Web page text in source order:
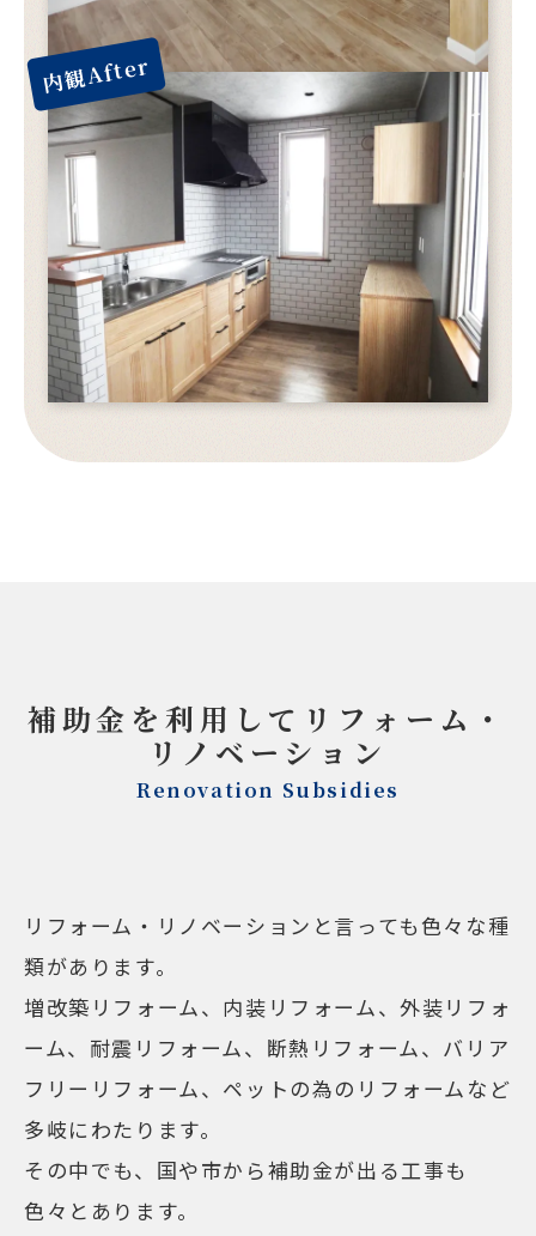
補助金を利用してリフォーム・
リノベーション
Renovation Subsidies
リフォーム・リノベーションと言っても色々な種
類があります。
増改築リフォーム、内装リフォーム、外装リフォ
ーム、耐震リフォーム、断熱リフォーム、バリア
フリーリフォーム、ペットの為のリフォームなど
多岐にわたります。
その中でも、国や市から補助金が出る工事も
色々とあります。